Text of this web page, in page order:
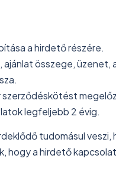
a hirdető részére.
ajánlat összege,
legfeljebb 2 évig.
tudomásul
hogy a hirdető